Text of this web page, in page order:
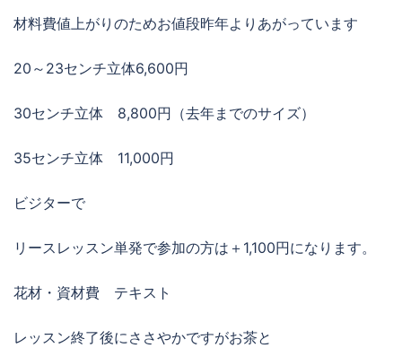
材料費値上がりのためお値段昨年よりあがっています
20～23センチ立体6,600円
30センチ立体 8,800円（去年までのサイズ）
35センチ立体 11,000円
ビジターで
リースレッスン単発で参加の方は＋1,100円になります。
花材・資材費 テキスト
レッスン終了後にささやかですがお茶と